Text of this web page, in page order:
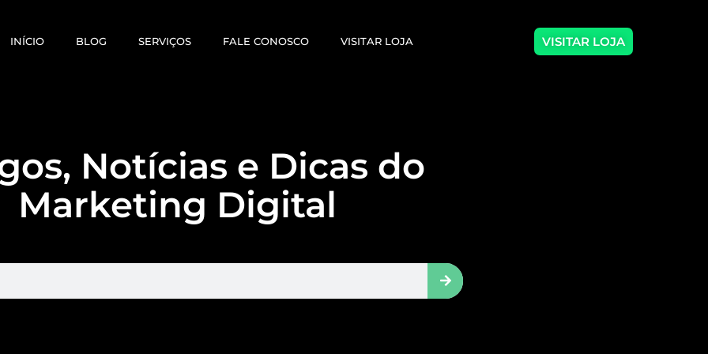
INÍCIO BLOG SERVIÇOS FALE CONOSCO VISITAR LOJA VISITAR LOJA
Notícias e Dicas do
Marketing Digital